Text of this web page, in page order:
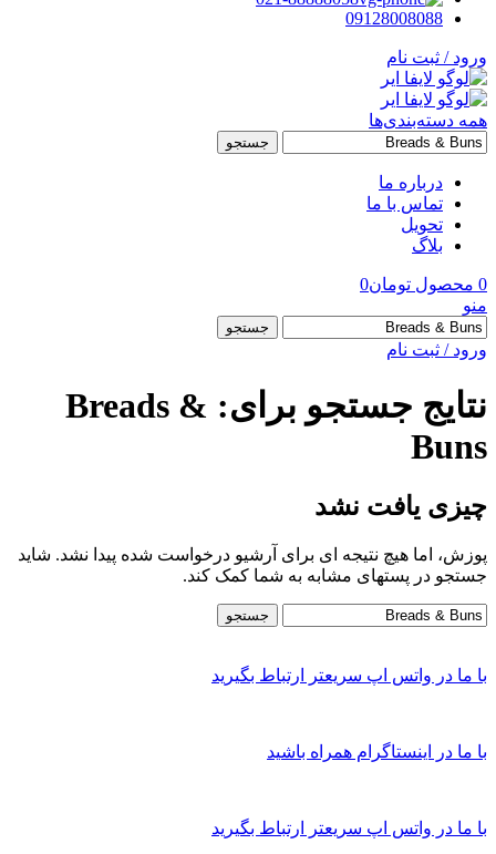
09128008088
ورود / ثبت نام
همه دسته‌بندی‌ها
جستجو
درباره ما
تماس با ما
تحویل
بلاگ
0 محصول تومان0
منو
جستجو
ورود / ثبت نام
نتایج جستجو برای: Breads &
Buns
چیزی یافت نشد
پوزش، اما هیچ نتیجه ای برای آرشیو درخواست شده پیدا نشد. شاید
جستجو در پستهای مشابه به شما کمک کند.
جستجو
با ما در واتس اپ سریعتر ارتباط بگیرید
با ما در اینستاگرام همراه باشید
با ما در واتس اپ سریعتر ارتباط بگیرید